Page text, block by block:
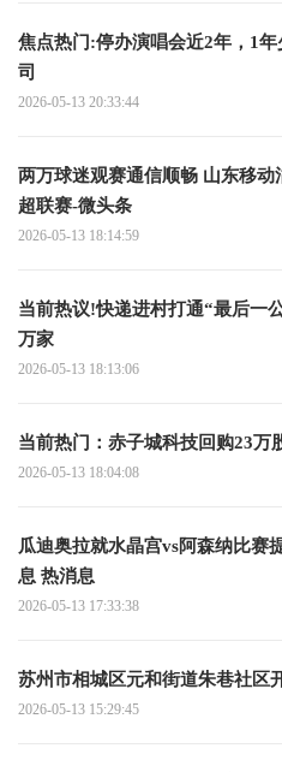
焦点热门:停办演唱会近2年，1
司
2026-05-13 20:33:44
两万球迷观赛通信顺畅 山东移
超联赛-微头条
2026-05-13 18:14:59
当前热议!快递进村打通“最后一
万家
2026-05-13 18:13:06
当前热门：赤子城科技回购23万
2026-05-13 18:04:08
瓜迪奥拉就水晶宫vs阿森纳比赛
息 热消息
2026-05-13 17:33:38
苏州市相城区元和街道朱巷社区
2026-05-13 15:29:45